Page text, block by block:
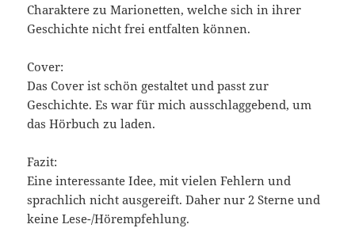
Charaktere zu Marionetten, welche sich in ihrer
Geschichte nicht frei entfalten können.
Cover:
Das Cover ist schön gestaltet und passt zur
Geschichte. Es war für mich ausschlaggebend, um
das Hörbuch zu laden.
Fazit:
Eine interessante Idee, mit vielen Fehlern und
sprachlich nicht ausgereift. Daher nur 2 Sterne und
keine Lese-/Hörempfehlung.